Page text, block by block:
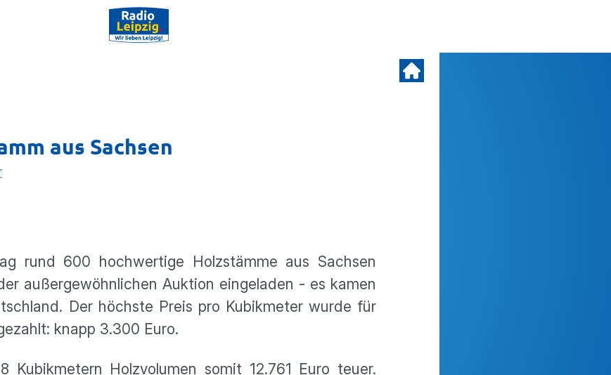
aus Sachsen
rund 600 hochwertige Holzstämme aus Sachsen
außergewöhnlichen Auktion eingeladen - es kamen
Der höchste Preis pro Kubikmeter wurde für
knapp 3.300 Euro.
Holzvolumen somit 12.761 Euro teuer.